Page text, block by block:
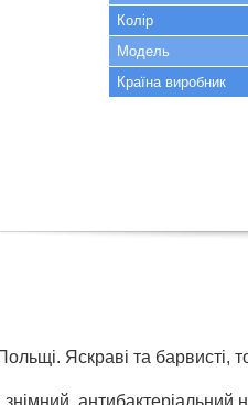
Колір
Модель
Країна виробник
Яскраві та